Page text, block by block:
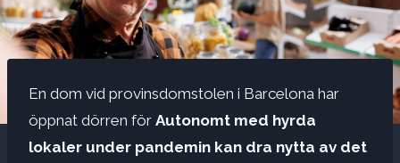
En dom vid provinsdomstolen i Barcelona har
öppnat dörren för Autonomt med hyrda
lokaler under pandemin kan dra nytta av det